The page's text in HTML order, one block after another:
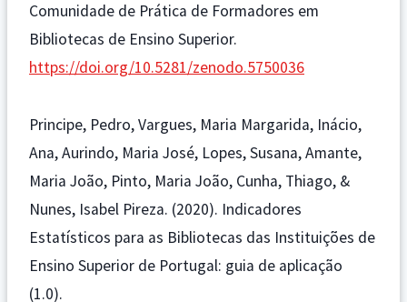
Comunidade de Prática de Formadores em
Bibliotecas de Ensino Superior.
https://doi.org/10.5281/zenodo.5750036
Principe, Pedro, Vargues, Maria Margarida, Inácio,
Ana, Aurindo, Maria José, Lopes, Susana, Amante,
Maria João, Pinto, Maria João, Cunha, Thiago, &
Nunes, Isabel Pireza. (2020). Indicadores
Estatísticos para as Bibliotecas das Instituições de
Ensino Superior de Portugal: guia de aplicação
(1.0).